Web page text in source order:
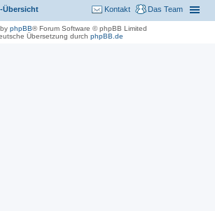
Übersicht Das Team
Kontakt
phpBB® Forum Software © phpBB Limited
Übersetzung durch phpBB.de